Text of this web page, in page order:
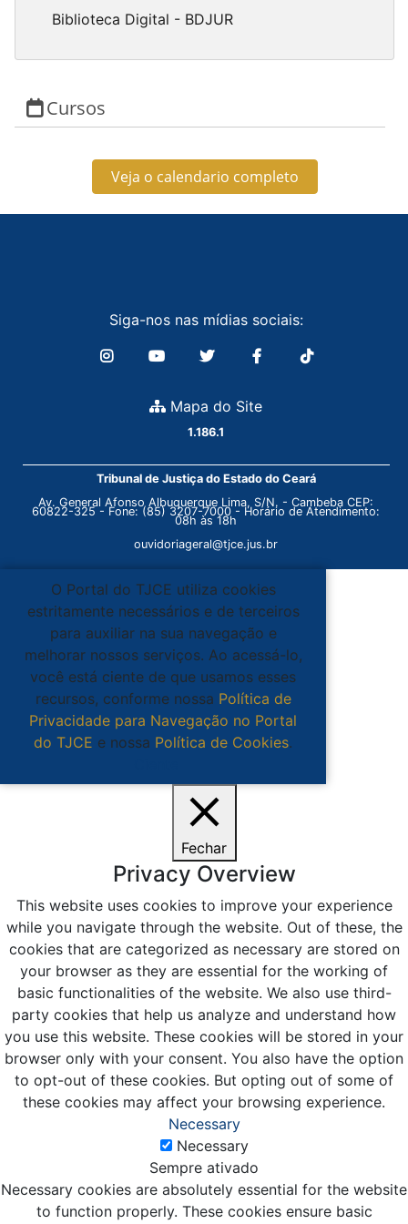
Biblioteca Digital - BDJUR
Cursos
Veja o calendario completo
Siga-nos nas mídias sociais:
Mapa do Site
1.186.1
Tribunal de Justiça do Estado do Ceará
Av. General Afonso Albuquerque Lima, S/N. - Cambeba CEP:
60822-325 - Fone: (85) 3207-7000 - Horário de Atendimento:
08h às 18h
ouvidoriageral@tjce.jus.br
O Portal do TJCE utiliza cookies
estritamente necessários e de terceiros
para auxiliar na sua navegação e
melhorar nossos serviços. Ao acessá-lo,
você está ciente de que usamos esses
recursos, conforme nossa Política de
Privacidade para Navegação no Portal
do TJCE e nossa Política de Cookies.
Fechar
Privacy Overview
This website uses cookies to improve your experience
while you navigate through the website. Out of these, the
cookies that are categorized as necessary are stored on
your browser as they are essential for the working of
basic functionalities of the website. We also use third-
party cookies that help us analyze and understand how
you use this website. These cookies will be stored in your
browser only with your consent. You also have the option
to opt-out of these cookies. But opting out of some of
these cookies may affect your browsing experience.
Necessary
Necessary
Sempre ativado
Necessary cookies are absolutely essential for the website
to function properly. These cookies ensure basic